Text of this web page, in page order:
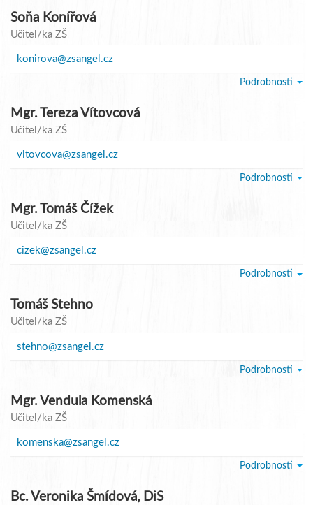
Soňa Konířová
Učitel/ka ZŠ
konirova@zsangel.cz
Podrobnosti
Mgr. Tereza Vítovcová
Učitel/ka ZŠ
vitovcova@zsangel.cz
Podrobnosti
Mgr. Tomáš Čížek
Učitel/ka ZŠ
cizek@zsangel.cz
Podrobnosti
Tomáš Stehno
Učitel/ka ZŠ
stehno@zsangel.cz
Podrobnosti
Mgr. Vendula Komenská
Učitel/ka ZŠ
komenska@zsangel.cz
Podrobnosti
Bc. Veronika Šmídová, DiS